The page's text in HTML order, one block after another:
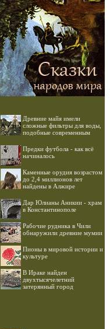
Древние майя имели
сложные фильтры для воды,
подобные современным
Предки футбола - как всё
начиналось
Каменные орудия возрастом
до 2,4 миллионов лет
найдены в Алжире
Дар Юлианы Аникии - храм
в Константинополе
Рабочие рудника в Чили
обнаружили древние мумии
Пионы в мировой истории и
культуре
В Ираке найден
двухтысячелетний
затерянный город